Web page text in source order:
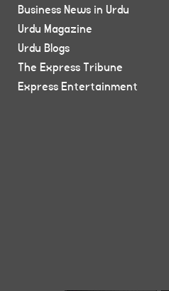
Business News in Urdu
Urdu Magazine
Urdu Blogs
The Express Tribune
Express Entertainment